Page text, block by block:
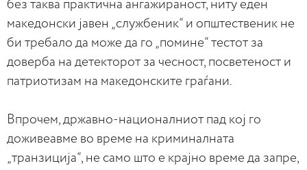
без таква практична ангажираност, ниту еден
македонски јавен „службеник“ и општественик не
би требало да може да го „помине“ тестот за
доверба на детекторот за чесност, посветеност и
патриотизам на македонските граѓани.
Впрочем, државно-националниот пад кој го
доживеавме во време на криминалната
„транзиција“, не само што е крајно време да запре,